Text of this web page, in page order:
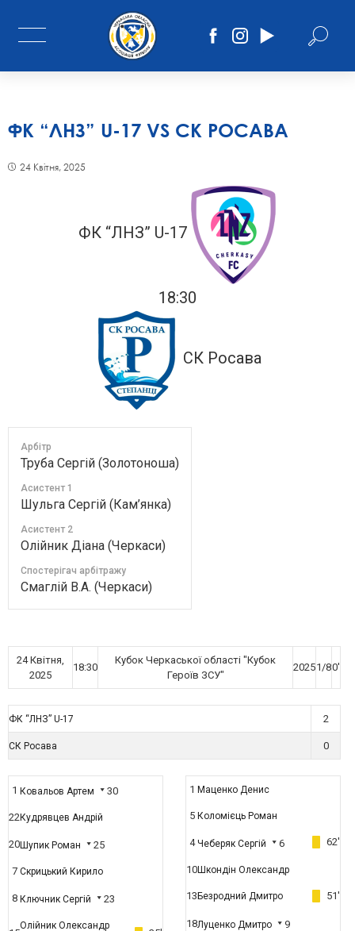
ФК “ЛНЗ” U-17 VS СК РОСАВА
24 Квітня, 2025
ФК “ЛНЗ” U-17
18:30
СК Росава
Арбітр
Труба Сергій (Золотоноша)
Асистент 1
Шульга Сергій (Кам’янка)
Асистент 2
Олійник Діана (Черкаси)
Спостерігач арбітражу
Смаглій В.А. (Черкаси)
24 Квітня,
2025
18:30
Кубок Черкаської області "Кубок
Героїв ЗСУ"
20251/80'
ФК “ЛНЗ” U-17 2
СК Росава 0
1 Ковальов Артем 30
22Кудрявцев Андрій
20Шупик Роман 25
7 Скрицький Кирило
8 Ключник Сергій 23
Олійник Олександр
1 Маценко Денис
5 Коломієць Роман
4 Чеберяк Сергій 6 62'
10Шкондін Олександр
13 Безродний Дмитро 51'
18Луценко Дмитро 9